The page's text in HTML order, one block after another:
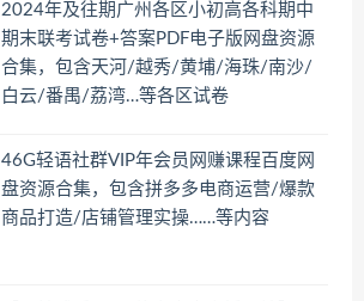
2024年及往期广州各区小初高各科期中
期末联考试卷+答案PDF电子版网盘资源
合集，包含天河/越秀/黄埔/海珠/南沙/
白云/番禺/荔湾…等各区试卷
46G轻语社群VIP年会员网赚课程百度网
盘资源合集，包含拼多多电商运营/爆款
商品打造/店铺管理实操……等内容